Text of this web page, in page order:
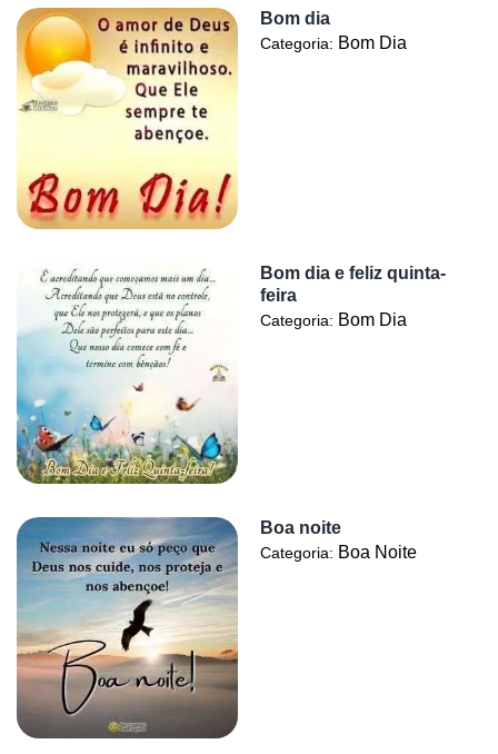
Bom dia
Categoria: Bom Dia
Bom dia e feliz quinta-
feira
Categoria: Bom Dia
Boa noite
Categoria: Boa Noite